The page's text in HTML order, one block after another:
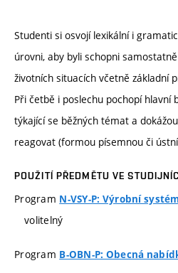
Studenti si osvojí lexikální i
úrovni, aby byli schopni
životních situacích včetně základní
Při četbě i poslechu pochopí hlavní
týkající se běžných témat a
reagovat (formou písemnou či
POUŽITÍ PŘEDMĚTU VE
Program N-VSY-P: Výrobní
volitelný
Program B-OBN-P: Obecná